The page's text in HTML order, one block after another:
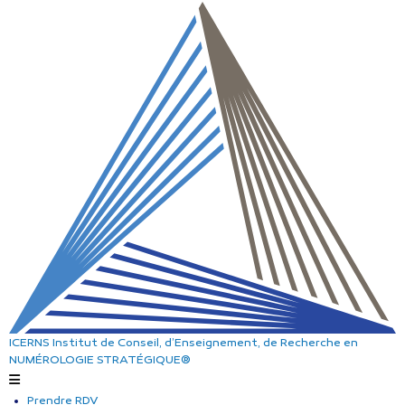
ICERNS Institut de Conseil, d’Enseignement, de Recherche en
NUMÉROLOGIE STRATÉGIQUE®
Prendre RDV